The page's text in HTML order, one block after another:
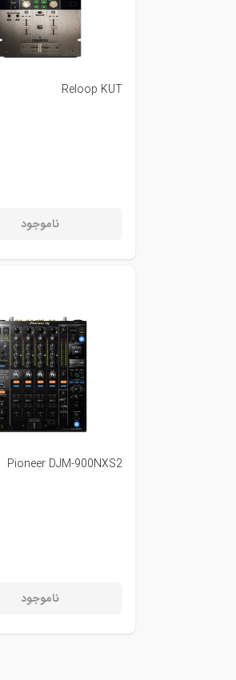
Reloop KUT
ناموجود
Pioneer DJM-900NXS2
ناموجود